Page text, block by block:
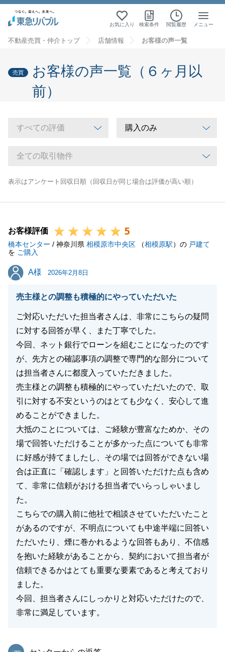
お気に入り 検索条件 閲覧履歴 メニュー
不動産売買・仲介トップ 店舗情報 お客様の声一覧
売買
お客様の声一覧（６ヶ月以
前）
表示はアンケート回収日順（回収日が同じ場合は評価が高い順）
お客様評価 5
橋本センター / 神奈川県 相模原市中央区 （相模原駅）の 戸建て
を ご購入
A様
A様 2026年2月8日
売主様との調整も積極的にやっていただいた
ご対応いただいた担当者さんは、非常にこちらの疑問
に対する回答が早く、また丁寧でした。
今回、ネット銀行でローンを組むことになったのです
が、先方との確認事項の調整で専門的な部分について
は担当者さんに都度入っていただきました。
売主様との調整も積極的にやっていただいたので、取
引に対する不安というのはとても少なく、安心して進
めることができました。
大抵のことについては、ご経験が豊富なためか、その
場で回答いただけることが多かった点についても非常
に好感が持てましたし、その場では回答ができない場
合は正直に「確認します」と回答いただけた点も含め
て、非常に信頼がおける担当者でいらっしゃいまし
た。
こちらでの購入前に他社で相談させていただいたこと
があるのですが、不明点についても中途半端に回答い
ただいたり、煙に巻かれるような回答もあり、不信感
を抱いた経験があることから、契約において担当者が
信頼できるかはとても重要な要素であると考えており
ました。
今回、担当者さんにしっかりと対応いただけたので、
非常に満足しています。
東急リバブル